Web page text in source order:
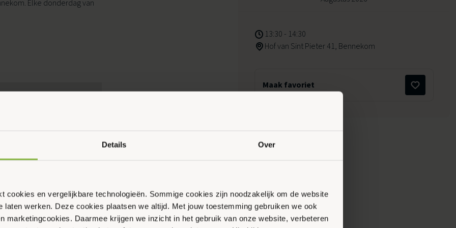
Details Over
cookies en vergelijkbare technologieën. Sommige cookies zijn noodzakelijk om de website
laten werken. Deze cookies plaatsen we altijd. Met jouw toestemming gebruiken we ook
marketingcookies. Daarmee krijgen we inzicht in het gebruik van onze website, verbeteren
Sportbieb
Elke donderdag van
13:30 - 14:30
Hof van Sint Pieter 41, Bennekom
Maak favoriet